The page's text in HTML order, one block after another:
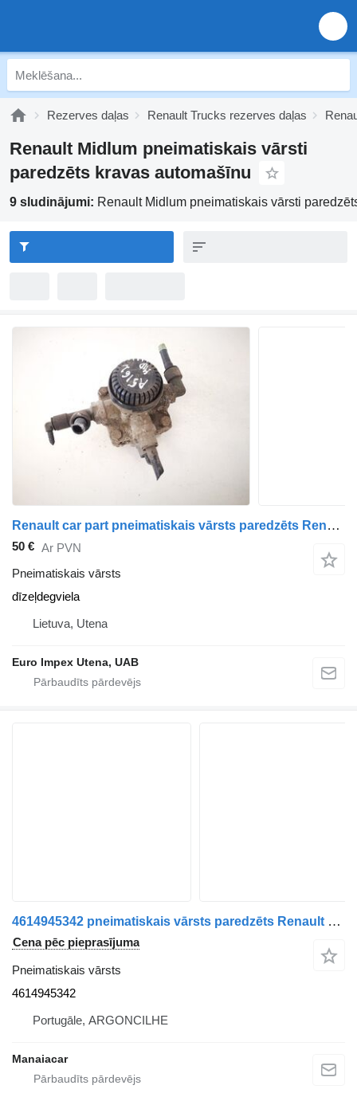
Rezerves daļas Renault Trucks rezerves daļas
Renault Midlum pneimatiskais vārsti
paredzēts kravas automašīnu
9 sludinājumi: Renault Midlum pneimatiskais vārsti
Renault car part pneimatiskais vārsts paredzēts Renault Midlum kravas automašīnas
50 € Ar PVN
Pneimatiskais vārsts
dīzeļdegviela
Lietuva, Utena
Euro Impex Utena, UAB
4614945342 pneimatiskais vārsts paredzēts Renault Midlum | 00 kravas automašīnas
Cena pēc pieprasījuma
Pneimatiskais vārsts
4614945342
Portugāle, ARGONCILHE
Manaiacar